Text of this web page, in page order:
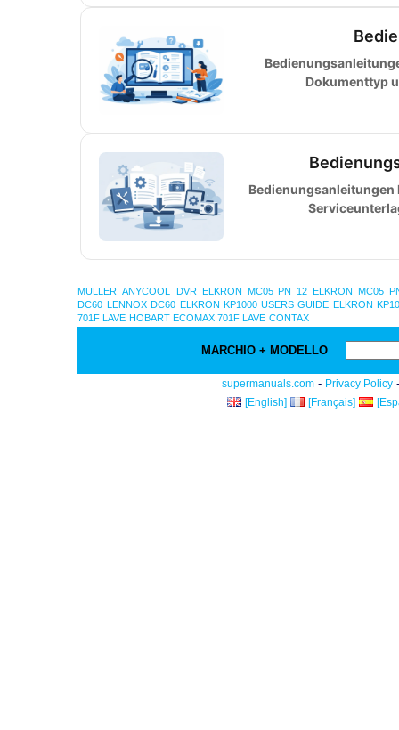
Dokumenttyp
Bedienungsanleitungen
MULLER ANYCOOL DVR ELKRON MC05 PN 12 ELKRON MC05
DC60 LENNOX DC60 ELKRON KP1000 USERS GUIDE ELKRON
701F LAVE HOBART ECOMAX 701F LAVE CONTAX
MARCHIO + MODELLO
supermanuals.com- Privacy Policy
[English] [Français]